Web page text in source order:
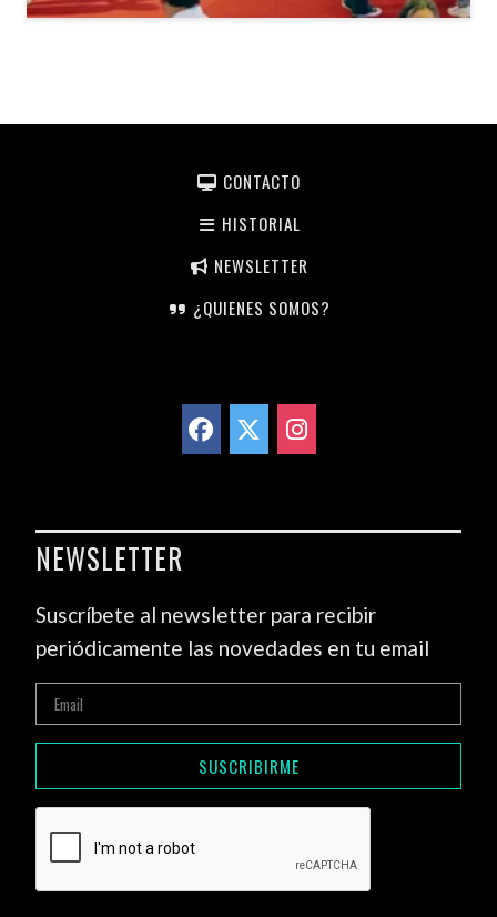
CONTACTO
HISTORIAL
NEWSLETTER
¿QUIENES SOMOS?
NEWSLETTER
Suscríbete al newsletter para recibir
periódicamente las novedades en tu email
SUSCRIBIRME